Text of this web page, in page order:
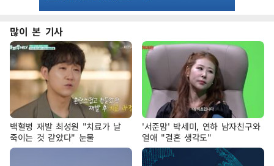
많이 본 기사
백혈병 재발 최성원 "치료가 날
죽이는 것 같았다" 눈물
'서준맘' 박세미, 연하 남자친구와
열애 "결혼 생각도"